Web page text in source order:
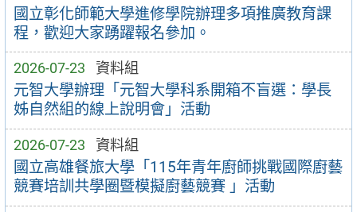
國立彰化師範大學進修學院辦理多項推廣教育課
程，歡迎大家踴躍報名參加。
2026-07-23 資料組
元智大學辦理「元智大學科系開箱不盲選：學長
姊自然組的線上說明會」活動
2026-07-23 資料組
國立高雄餐旅大學「115年青年廚師挑戰國際廚藝
競賽培訓共學圈暨模擬廚藝競賽 」活動